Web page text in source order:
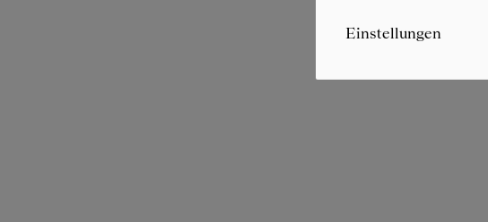
Einstellungen